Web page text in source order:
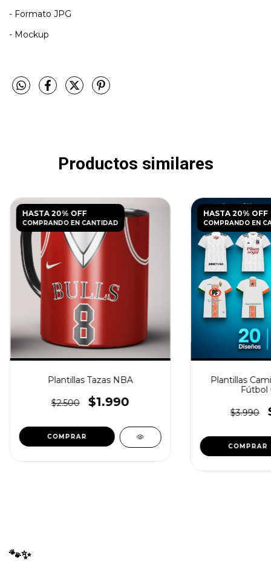
- Formato JPG
- Mockup
Productos similares
HASTA 20% OFF
COMPRANDO EN CANTIDAD
Plantillas Tazas NBA
$2.500 $1.990
HASTA 20% OFF
COMPRANDO EN
Plantillas
Fútbol
$3.990
🐾✨